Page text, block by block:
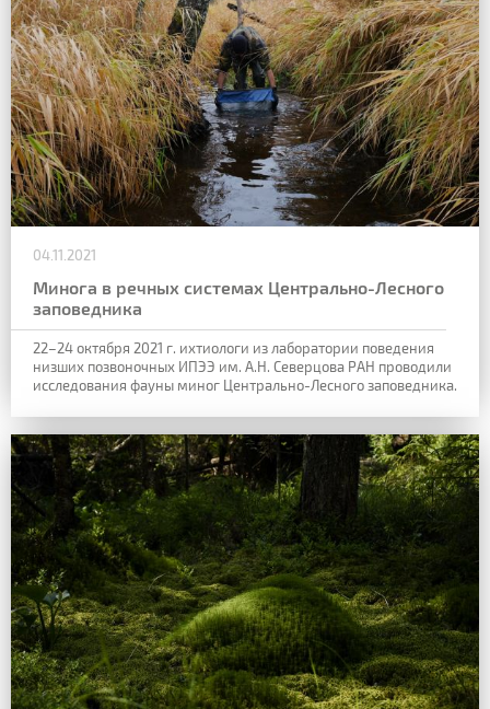
04.11.2021
Минога в речных системах Центрально-Лесного
заповедника
22–24 октября 2021 г. ихтиологи из лаборатории поведения
низших позвоночных ИПЭЭ им. А.Н. Северцова РАН проводили
исследования фауны миног Центрально-Лесного заповедника.